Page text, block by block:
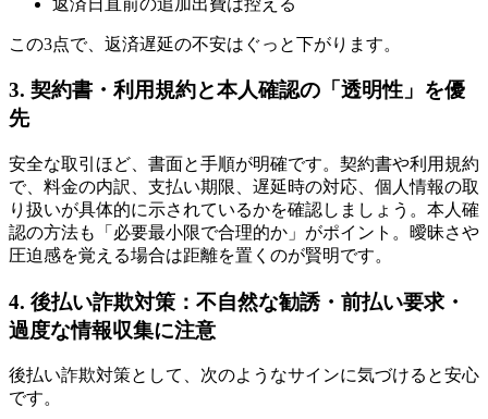
この3点で、返済遅延の不安はぐっと下がります。
3. 契約書・利用規約と本人確認の「透明性」を優
先
安全な取引ほど、書面と手順が明確です。契約書や利用規約
で、料金の内訳、支払い期限、遅延時の対応、個人情報の取
り扱いが具体的に示されているかを確認しましょう。本人確
認の方法も「必要最小限で合理的か」がポイント。曖昧さや
圧迫感を覚える場合は距離を置くのが賢明です。
4. 後払い詐欺対策：不自然な勧誘・前払い要求・
過度な情報収集に注意
後払い詐欺対策として、次のようなサインに気づけると安心
です。